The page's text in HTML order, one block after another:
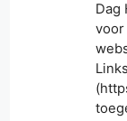
Dag
voor